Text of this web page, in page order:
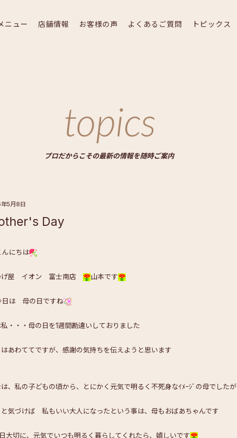
ニュー 店舗情報 お客様の声 よくあるご質問 トピックス
topics
プロだからこその最新の情報を随時ご案内
5月8日
Day
んにちは
げ屋 イオン 富士南店 山本です
日は 母の日ですね
・・・母の日を1週間勘違いしておりました
あわててですが、感謝の気持ちを伝えようと思います
、私の子どもの頃から、とにかく元気で明るく不死身なｲﾒｰｼﾞの母でしたが
気づけば 私もいい大人になったという事は、母もおばあちゃんです
大切に、元気でいつも明るく暮らしてくれたら、嬉しいです